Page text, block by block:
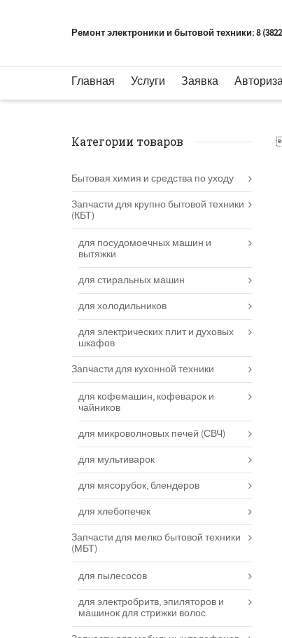
Ремонт электроники и бытовой техники: 8
Главная Услуги Заявка
Категории товаров
Бытовая химия и средства по уходу
Запчасти для крупно бытовой техники
(КБТ)
для посудомоечных машин и
вытяжки
для стиральных машин
для холодильников
для электрических плит и духовых
шкафов
Запчасти для кухонной техники
для кофемашин, кофеварок и
чайников
для микроволновых печей (СВЧ)
для мультиварок
для мясорубок, блендеров
для хлебопечек
Запчасти для мелко бытовой техники
(МБТ)
для пылесосов
для электробритв, эпиляторов и
машинок для стрижки волос